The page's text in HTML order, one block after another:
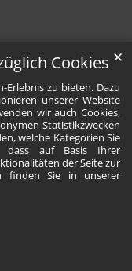
Cookies
zu bieten. Dazu
unserer Website
wir auch Cookies,
Statistikzwecken
welche Kategorien Sie
dass auf Basis Ihrer
der Seite zur
finden Sie in unserer
✕